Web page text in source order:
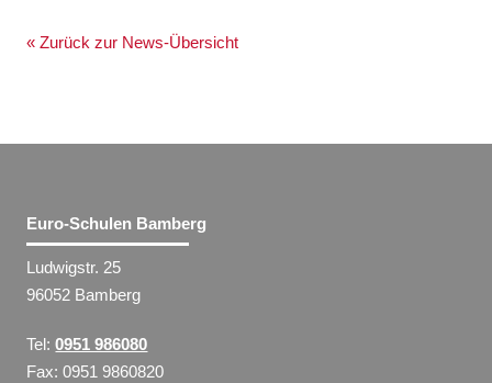
« Zurück zur News-Übersicht
Euro-Schulen Bamberg
Ludwigstr. 25
96052 Bamberg
Tel:0951 986080
Fax: 0951 9860820